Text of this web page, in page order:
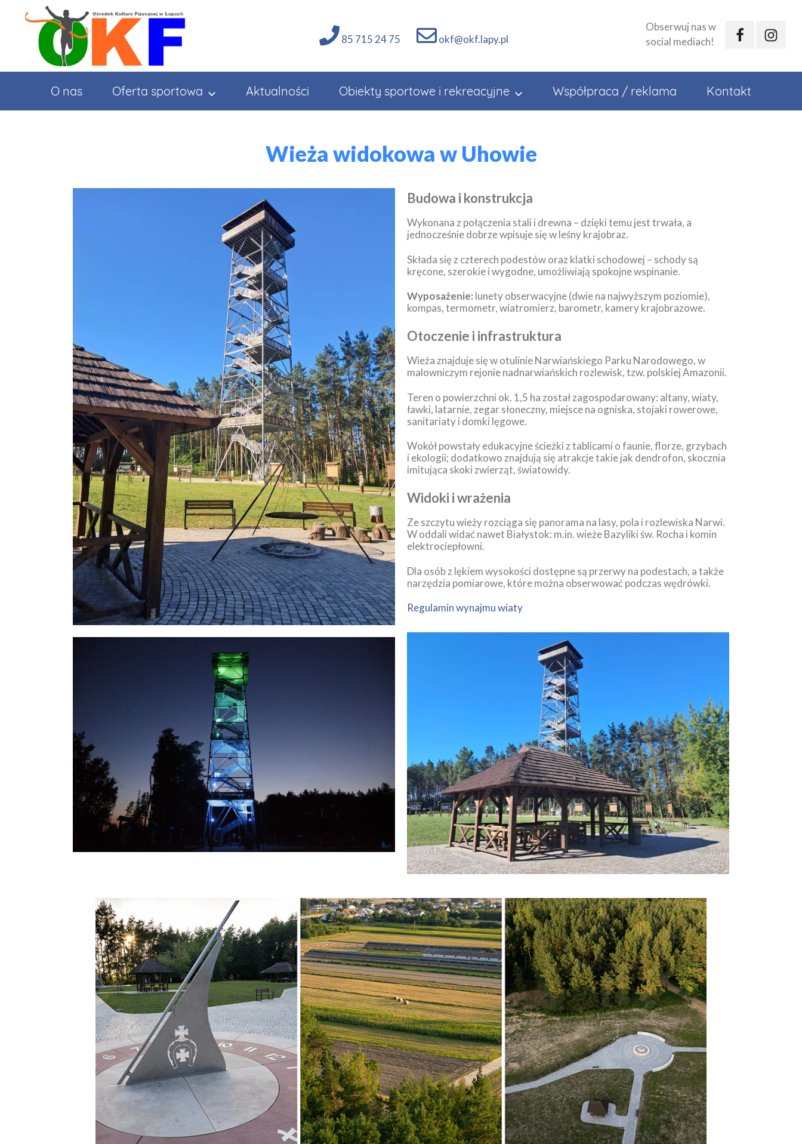
85 715 24 75 okf@okf.lapy.pl
Obserwuj nas w
social mediach!
O nas Oferta sportowa Aktualności Obiekty sportowe i rekreacyjne Współpraca / reklama Kontakt
Wieża widokowa w Uhowie
Budowa i konstrukcja
Wykonana z połączenia stali i drewna – dzięki temu jest trwała, a
jednocześnie dobrze wpisuje się w leśny krajobraz.
Składa się z czterech podestów oraz klatki schodowej – schody są
kręcone, szerokie i wygodne, umożliwiają spokojne wspinanie.
Wyposażenie: lunety obserwacyjne (dwie na najwyższym poziomie),
kompas, termometr, wiatromierz, barometr, kamery krajobrazowe.
Otoczenie i infrastruktura
Wieża znajduje się w otulinie Narwiańskiego Parku Narodowego, w
malowniczym rejonie nadnarwiańskich rozlewisk, tzw. polskiej Amazonii.
Teren o powierzchni ok. 1,5 ha został zagospodarowany: altany, wiaty,
ławki, latarnie, zegar słoneczny, miejsce na ogniska, stojaki rowerowe,
sanitariaty i domki lęgowe.
Wokół powstały edukacyjne ścieżki z tablicami o faunie, florze, grzybach
i ekologii; dodatkowo znajdują się atrakcje takie jak dendrofon, skocznia
imitująca skoki zwierząt, światowidy.
Widoki i wrażenia
Ze szczytu wieży rozciąga się panorama na lasy, pola i rozlewiska Narwi.
W oddali widać nawet Białystok: m.in. wieże Bazyliki św. Rocha i komin
elektrociepłowni.
Dla osób z lękiem wysokości dostępne są przerwy na podestach, a także
narzędzia pomiarowe, które można obserwować podczas wędrówki.
Regulamin wynajmu wiaty